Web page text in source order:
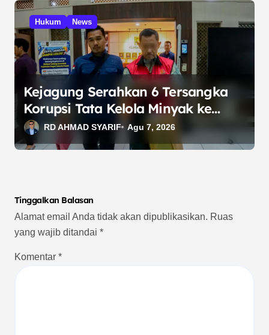
Hukum News
Kejagung Serahkan 6 Tersangka
Korupsi Tata Kelola Minyak ke
Penuntut Umum
RD AHMAD SYARIF Agu 7, 2026
Tinggalkan Balasan
Alamat email Anda tidak akan dipublikasikan. Ruas
yang wajib ditandai *
Komentar *